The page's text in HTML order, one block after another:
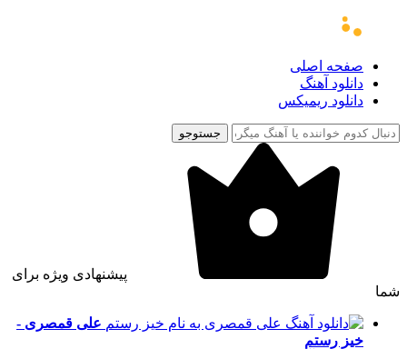
صفحه اصلی
دانلود آهنگ
دانلود ریمیکس
جستوجو
پیشنهادی ویژه برای
شما
علی قمصری -
خیز رستم